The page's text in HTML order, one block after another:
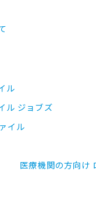
ル
ル ジョブズ
イル
医療機関の方向け